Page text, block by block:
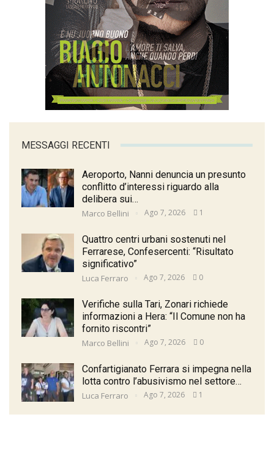
MESSAGGI RECENTI
Aeroporto, Nanni denuncia un presunto
conflitto d’interessi riguardo alla
delibera sui…
Marco Bellini Ago 7, 2026 1
Quattro centri urbani sostenuti nel
Ferrarese, Confesercenti: “Risultato
significativo”
Luca Ferraro Ago 7, 2026 0
Verifiche sulla Tari, Zonari richiede
informazioni a Hera: “Il Comune non ha
fornito riscontri”
Marco Bellini Ago 7, 2026 0
Confartigianato Ferrara si impegna nella
lotta contro l’abusivismo nel settore…
Luca Ferraro Ago 7, 2026 1